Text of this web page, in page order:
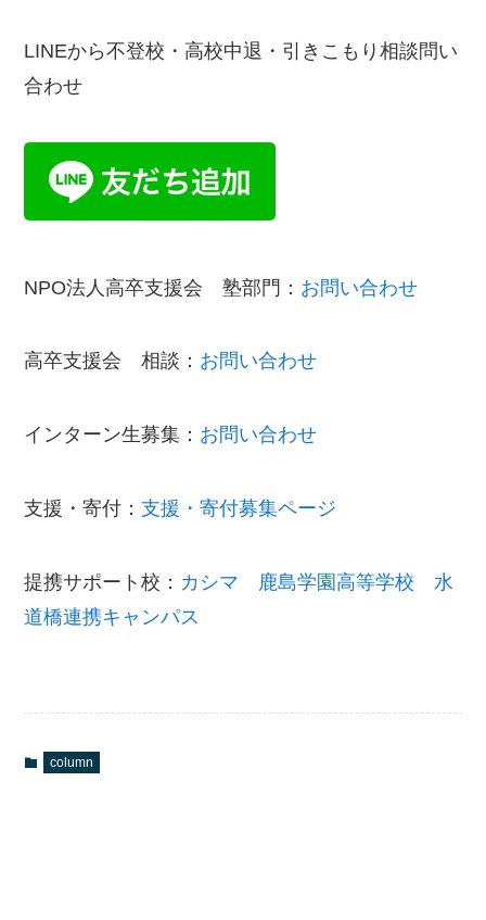
LINEから不登校・高校中退・引きこもり相談問い
合わせ
NPO法人高卒支援会 塾部門： お問い合わせ
高卒支援会 相談： お問い合わせ
インターン生募集： お問い合わせ
支援・寄付：支援・寄付募集ページ
提携サポート校： カシマ 鹿島学園高等学校 水
道橋連携キャンパス
column